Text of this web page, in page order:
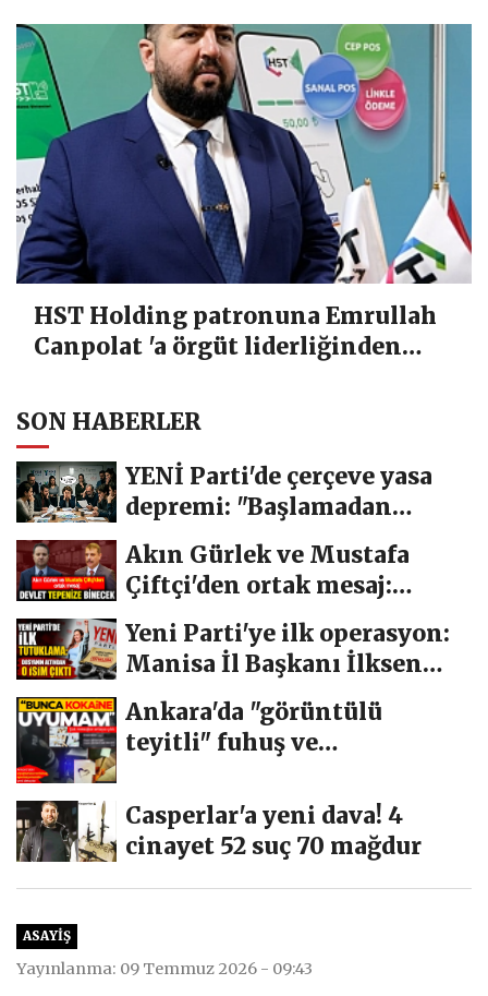
HST Holding patronuna Emrullah
Canpolat 'a örgüt liderliğinden
malvarlığına el konuldu
SON HABERLER
YENİ Parti'de çerçeve yasa
depremi: "Başlamadan
bittik"
Akın Gürlek ve Mustafa
Çiftçi'den ortak mesaj:
Devlet tepenize...
Yeni Parti'ye ilk operasyon:
Manisa İl Başkanı İlksen
Özalper...
Ankara'da "görüntülü
teyitli" fuhuş ve
Casperlar'a yeni dava! 4
cinayet 52 suç 70 mağdur
ASAYIŞ
Yayınlanma: 09 Temmuz 2026 - 09:43